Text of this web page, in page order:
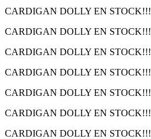
CARDIGAN DOLLY EN STOCK!!!
CARDIGAN DOLLY EN STOCK!!!
CARDIGAN DOLLY EN STOCK!!!
CARDIGAN DOLLY EN STOCK!!!
CARDIGAN DOLLY EN STOCK!!!
CARDIGAN DOLLY EN STOCK!!!
CARDIGAN DOLLY EN STOCK!!!